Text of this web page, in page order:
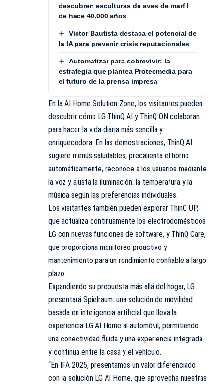
descubren esculturas de aves de marfil
de hace 40.000 años
Víctor Bautista destaca el potencial de
la IA para prevenir crisis reputacionales
Automatizar para sobrevivir: la
estrategia que plantea Protecmedia para
el futuro de la prensa impresa
En la AI Home Solution Zone, los visitantes pueden
descubrir cómo LG ThinQ AI y ThinQ ON colaboran
para hacer la vida diaria más sencilla y
enriquecedora. En las demostraciones, ThinQ AI
sugiere menús saludables, precalienta el horno
automáticamente, reconoce a los usuarios mediante
la voz y ajusta la iluminación, la temperatura y la
música según las preferencias individuales.
Los visitantes también pueden explorar ThinQ UP,
que actualiza continuamente los electrodomésticos
LG con nuevas funciones de software, y ThinQ Care,
que proporciona monitoreo proactivo y
mantenimiento para un rendimiento confiable a largo
plazo.
Expandiendo su propuesta más allá del hogar, LG
presentará Spielraum: una solución de movilidad
basada en inteligencia artificial que lleva la
experiencia LG AI Home al automóvil, permitiendo
una conectividad fluida y una experiencia integrada
y continua entre la casa y el vehículo.
“En IFA 2025, presentamos un valor diferenciado
con la solución LG AI Home, que aprovecha nuestras